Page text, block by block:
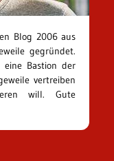
Blog 2006 aus
gegründet.
eine Bastion der
vertreiben
will. Gute